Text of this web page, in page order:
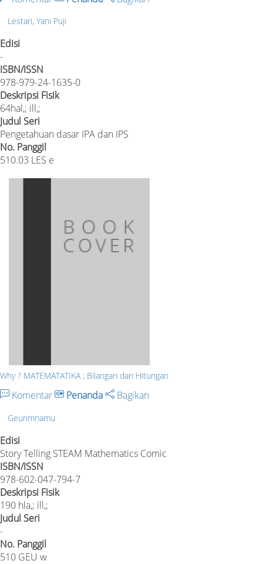
Lestari, Yani Puji
Edisi
-
ISBN/ISSN
978-979-24-1635-0
Deskripsi Fisik
64hal,; ill,;
Judul Seri
Pengetahuan dasar IPA dan IPS
No. Panggil
510.03 LES e
Why ? MATEMATATIKA ; Bilangan dan Hitungan
Komentar Penanda Bagikan
Geurimnamu
Edisi
Story Telling STEAM Mathematics Comic
ISBN/ISSN
978-602-047-794-7
Deskripsi Fisik
190 hla,; ill,;
Judul Seri
-
No. Panggil
510 GEU w